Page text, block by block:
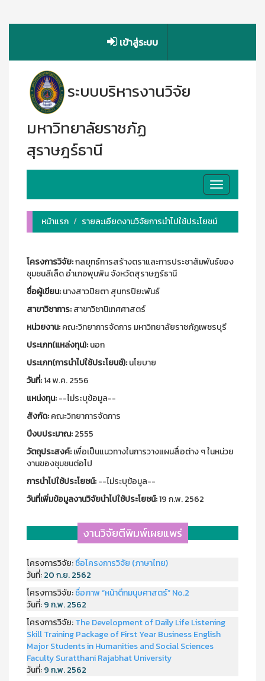
เข้าสู่ระบบ
ระบบบริหารงานวิจัย
มหาวิทยาลัยราชภัฏ
สุราษฎร์ธานี
Toggle
navigation
หน้าแรก
รายละเอียดงานวิจัยการนำไปใช้ประโยชน์
โครงการวิจัย:กลยุทธ์การสร้างตราและการประชาสัมพันธ์ของ
ชุมชนลีเล็ด อำเภอพุนพิน จังหวัดสุราษฎร์ธานี
ชื่อผู้เขียน:นางสาวปิยตา สุนทรปิยะพันธ์
สาขาวิชาการ:สาขาวิชานิเทศศาสตร์
หน่วยงาน:คณะวิทยาการจัดการ มหาวิทยาลัยราชภัฏเพชรบุรี
ประเภท(แหล่งทุน):นอก
ประเภท(การนำไปใช้ประโยนช์):นโยบาย
วันที่:14 พ.ค. 2556
แหน่งทุน:--ไม่ระบุข้อมูล--
สังกัด:คณะวิทยาการจัดการ
ปีงบประมาณ:2555
วัตถุประสงค์:เพื่อเป็นแนวทางในการวางแผนสื่อต่าง ๆ ในหน่วย
งานของชุมชนต่อไป
การนำไปใช้ประโยชน์:--ไม่ระบุข้อมูล--
วันที่เพิ่มข้อมูลงานวิจัยนำไปใช้ประโยชน์:19 ก.พ. 2562
งานวิจัยตีพิมพ์เผยแพร่
โครงการวิจัย:ชื่อโครงการวิจัย (ภาษาไทย)
วันที่:20 ก.ย. 2562
โครงการวิจัย:ชื่อภาพ “หน้าตึกมนุษศาสตร์” No.2
วันที่:9 ก.พ. 2562
โครงการวิจัย:The Development of Daily Life Listening
Skill Training Package of First Year Business English
Major Students in Humanities and Social Sciences
Faculty Suratthani Rajabhat University
วันที่:9 ก.พ. 2562